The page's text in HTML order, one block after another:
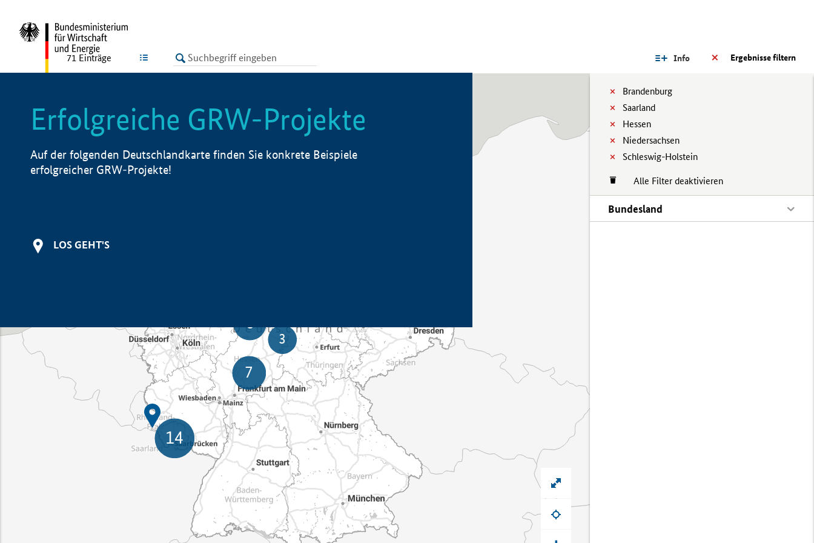
LISTE Ergebnisse filtern
Info
Brandenburg
Saarland
Hessen
Niedersachsen
Schleswig-Holstein
Alle Filter deaktivieren
Bundesland
71 Einträge
Erfolgreiche GRW-Projekte
Auf der folgenden Deutschlandkarte finden Sie konkrete Beispiele
erfolgreicher GRW-Projekte!
LOS GEHT'S